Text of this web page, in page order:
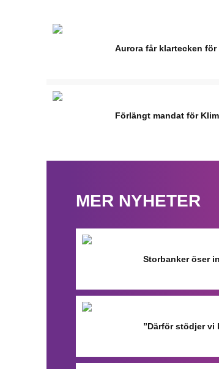
Aurora får klartecken
Förlängt mandat för
MER NYHETER
Storbanker öser
”Därför stödjer vi